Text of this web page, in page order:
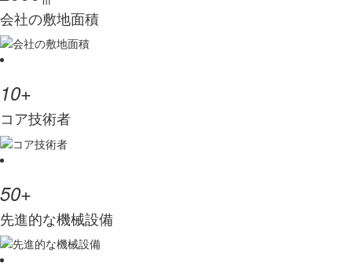
会社の敷地面積
10+
コア技術者
50+
先進的な機械設備